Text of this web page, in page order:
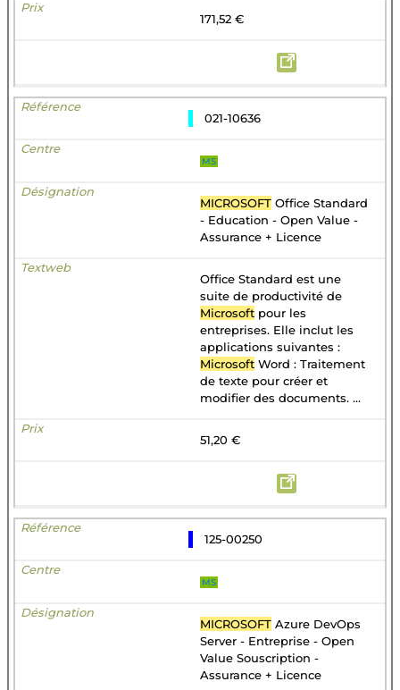
171,52 €
021-10636
MS
MICROSOFT Office Standard
- Education - Open Value -
Assurance + Licence
Office Standard est une
suite de productivité de
Microsoft pour les
entreprises. Elle inclut les
applications suivantes :
Microsoft Word : Traitement
de texte pour créer et
modifier des documents. ...
51,20 €
125-00250
MS
MICROSOFT Azure DevOps
Server - Entreprise - Open
Value Souscription -
Assurance + Licence